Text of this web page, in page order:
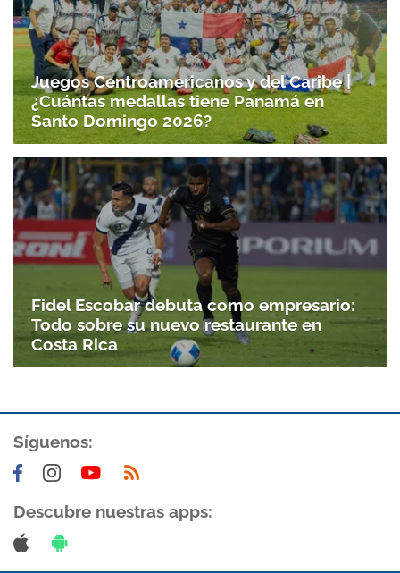
Juegos Centroamericanos y del Caribe |
¿Cuántas medallas tiene Panamá en
Santo Domingo 2026?
Fidel Escobar debuta como empresario:
Todo sobre su nuevo restaurante en
Costa Rica
Síguenos:
Descubre nuestras apps: